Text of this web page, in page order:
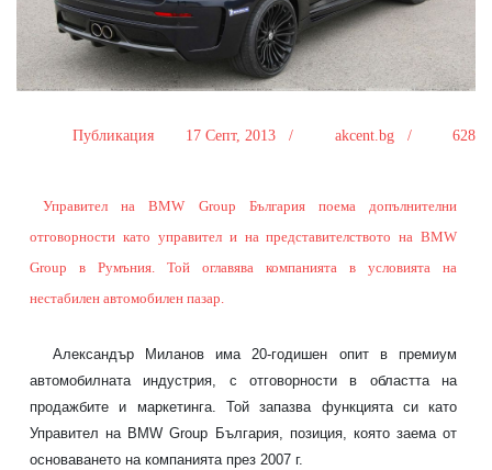
Публикация 17 Септ, 2013 / akcent.bg / 628
Управител на BMW Group България поема допълнителни
отговорности като управител и на представителството на BMW
Group в Румъния. Той оглавява компанията в условията на
нестабилен автомобилен пазар.
Александър Миланов има 20-годишен опит в премиум
автомобилната индустрия, с отговорности в областта на
продажбите и маркетинга. Той запазва функцията си като
Управител на BMW Group България, позиция, която заема от
основаването на компанията през 2007 г.